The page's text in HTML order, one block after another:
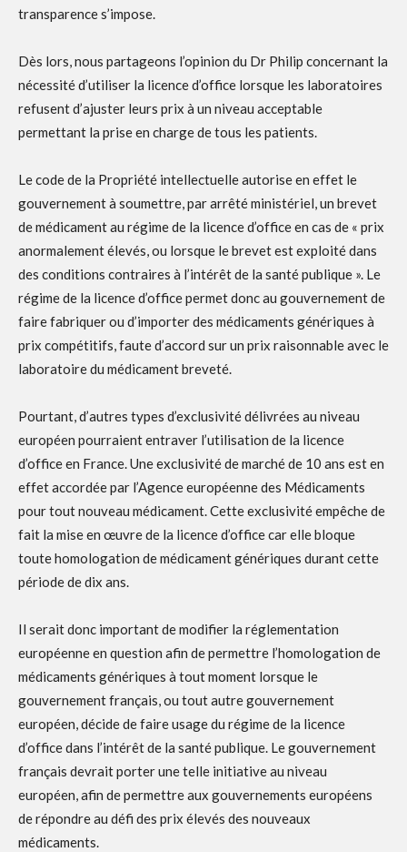
transparence s’impose.
Dès lors, nous partageons l’opinion du Dr Philip concernant la
nécessité d’utiliser la licence d’office lorsque les laboratoires
refusent d’ajuster leurs prix à un niveau acceptable
permettant la prise en charge de tous les patients.
Le code de la Propriété intellectuelle autorise en effet le
gouvernement à soumettre, par arrêté ministériel, un brevet
de médicament au régime de la licence d’office en cas de « prix
anormalement élevés, ou lorsque le brevet est exploité dans
des conditions contraires à l’intérêt de la santé publique ». Le
régime de la licence d’office permet donc au gouvernement de
faire fabriquer ou d’importer des médicaments génériques à
prix compétitifs, faute d’accord sur un prix raisonnable avec le
laboratoire du médicament breveté.
Pourtant, d’autres types d’exclusivité délivrées au niveau
européen pourraient entraver l’utilisation de la licence
d’office en France. Une exclusivité de marché de 10 ans est en
effet accordée par l’Agence européenne des Médicaments
pour tout nouveau médicament. Cette exclusivité empêche de
fait la mise en œuvre de la licence d’office car elle bloque
toute homologation de médicament génériques durant cette
période de dix ans.
Il serait donc important de modifier la réglementation
européenne en question afin de permettre l’homologation de
médicaments génériques à tout moment lorsque le
gouvernement français, ou tout autre gouvernement
européen, décide de faire usage du régime de la licence
d’office dans l’intérêt de la santé publique. Le gouvernement
français devrait porter une telle initiative au niveau
européen, afin de permettre aux gouvernements européens
de répondre au défi des prix élevés des nouveaux
médicaments.